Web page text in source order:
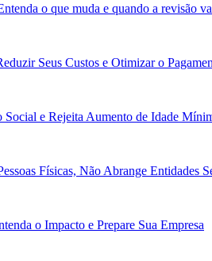
o que muda e quando a revisão
Seus Custos e Otimizar o
e Rejeita Aumento de Idade
Físicas, Não Abrange Entidades
o Impacto e Prepare Sua Empresa